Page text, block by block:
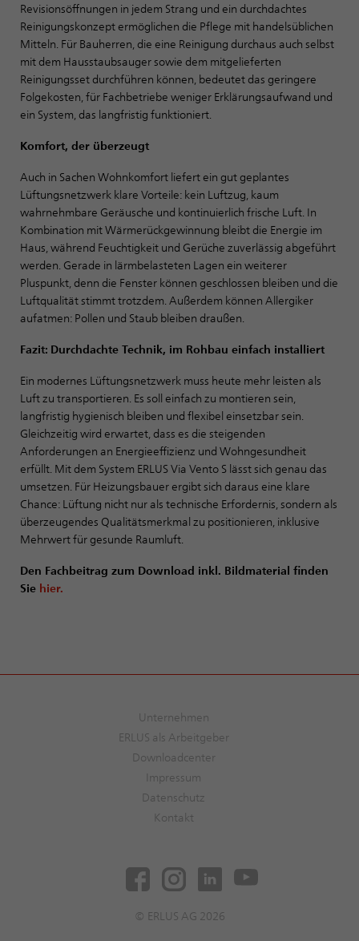
Revisionsöffnungen in jedem Strang und ein durchdachtes
Reinigungskonzept ermöglichen die Pflege mit handelsüblichen
Mitteln. Für Bauherren, die eine Reinigung durchaus auch selbst
mit dem Hausstaubsauger sowie dem mitgelieferten
Reinigungsset durchführen können, bedeutet das geringere
Folgekosten, für Fachbetriebe weniger Erklärungsaufwand und
ein System, das langfristig funktioniert.
Komfort, der überzeugt
Auch in Sachen Wohnkomfort liefert ein gut geplantes
Lüftungsnetzwerk klare Vorteile: kein Luftzug, kaum
wahrnehmbare Geräusche und kontinuierlich frische Luft. In
Kombination mit Wärmerückgewinnung bleibt die Energie im
Haus, während Feuchtigkeit und Gerüche zuverlässig abgeführt
werden. Gerade in lärmbelasteten Lagen ein weiterer
Pluspunkt, denn die Fenster können geschlossen bleiben und die
Luftqualität stimmt trotzdem. Außerdem können Allergiker
aufatmen: Pollen und Staub bleiben draußen.
Fazit: Durchdachte Technik, im Rohbau einfach installiert
Ein modernes Lüftungsnetzwerk muss heute mehr leisten als
Luft zu transportieren. Es soll einfach zu montieren sein,
langfristig hygienisch bleiben und flexibel einsetzbar sein.
Gleichzeitig wird erwartet, dass es die steigenden
Anforderungen an Energieeffizienz und Wohngesundheit
erfüllt. Mit dem System ERLUS Via Vento S lässt sich genau das
umsetzen. Für Heizungsbauer ergibt sich daraus eine klare
Chance: Lüftung nicht nur als technische Erfordernis, sondern als
überzeugendes Qualitätsmerkmal zu positionieren, inklusive
Mehrwert für gesunde Raumluft.
Den Fachbeitrag zum Download inkl. Bildmaterial finden
Sie hier.
Unternehmen
ERLUS als Arbeitgeber
Downloadcenter
Impressum
Datenschutz
Kontakt
© ERLUS AG 2026